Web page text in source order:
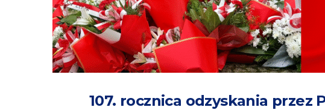
107. rocznica odzyskania przez